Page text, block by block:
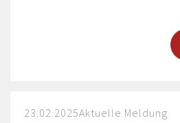
23.02.2025Aktuelle Meldung